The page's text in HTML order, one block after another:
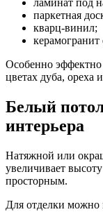
ламинат под
паркетная
кварц-винил;
керамогранит
Особенно эффектно
цветах дуба, ореха
Белый
интерьера
Натяжной или
увеличивает
просторным.
Для отделки можно